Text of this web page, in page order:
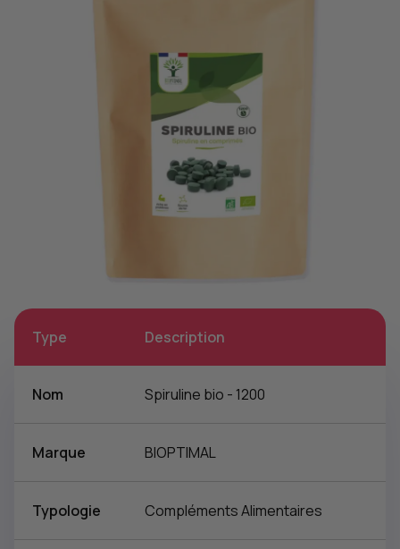
Type Description
Nom Spiruline bio - 1200
Marque BIOPTIMAL
Typologie Compléments Alimentaires